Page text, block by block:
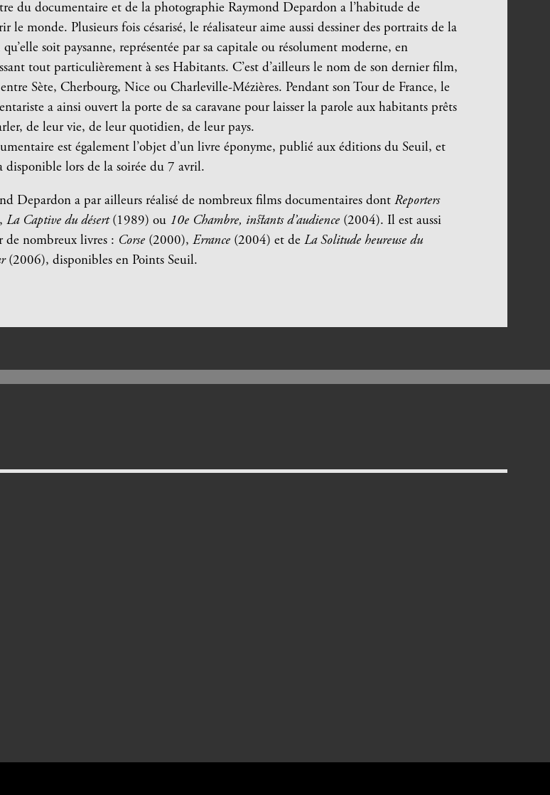
du documentaire et de la photographie Raymond Depardon a l’habitude de
le monde. Plusieurs fois césarisé, le réalisateur aime aussi dessiner des portraits de la
qu’elle soit paysanne, représentée par sa capitale ou résolument moderne, en
tout particulièrement à ses Habitants. C’est d’ailleurs le nom de son dernier film,
Sète, Cherbourg, Nice ou Charleville-Mézières. Pendant son Tour de France, le
a ainsi ouvert la porte de sa caravane pour laisser la parole aux habitants prêts
de leur vie, de leur quotidien, de leur pays.
est également l’objet d’un livre éponyme, publié aux éditions du Seuil, et
disponible lors de la soirée du 7 avril.
Depardon a par ailleurs réalisé de nombreux films documentaires dontReporters
La Captive du désert (1989) ou 10e Chambre, instants d’audience (2004). Il est aussi
de nombreux livres : Corse (2000),Errance (2004) et deLa Solitude heureuse du
(2006), disponibles en Points Seuil.